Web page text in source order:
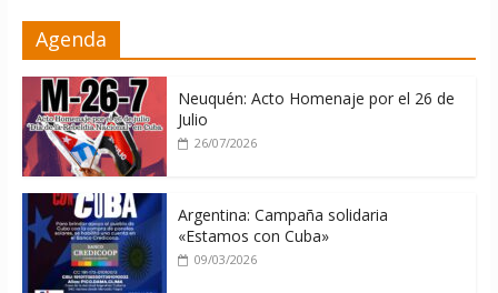
exportar ideas; es la historia la que
10/08/2026
Agenda
Neuquén: Acto Homenaje por el 26 de
Julio
26/07/2026
Argentina: Campaña solidaria
«Estamos con Cuba»
09/03/2026